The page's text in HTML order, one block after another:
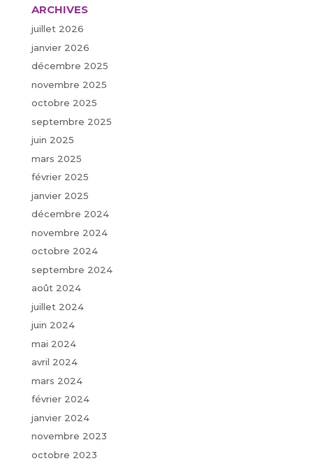
ARCHIVES
juillet 2026
janvier 2026
décembre 2025
novembre 2025
octobre 2025
septembre 2025
juin 2025
mars 2025
février 2025
janvier 2025
décembre 2024
novembre 2024
octobre 2024
septembre 2024
août 2024
juillet 2024
juin 2024
mai 2024
avril 2024
mars 2024
février 2024
janvier 2024
novembre 2023
octobre 2023